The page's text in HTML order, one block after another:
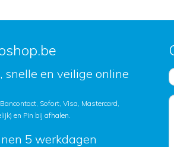
snelle en veilige online
Sofort, Visa, Mastercard,
en Pin bij afhalen.
5 werkdagen